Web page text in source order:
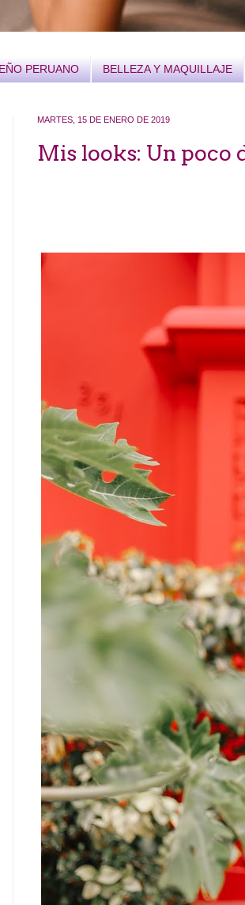
PERUANO BELLEZA Y MAQUILLAJE
MARTES, 15 DE ENERO DE 2019
Mis looks: Un poco